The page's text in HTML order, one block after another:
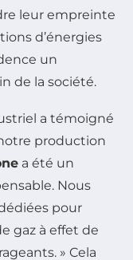
leur empreinte
d’énergies
un
de la société.
a témoigné
production
a été un
Nous
pour
gaz à effet de
» Cela